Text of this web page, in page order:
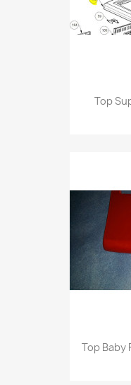
Top
Top Baby